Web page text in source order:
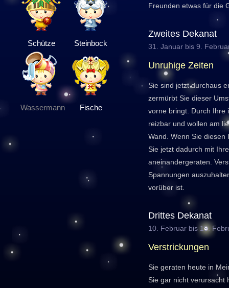
Schütze Steinbock
Wassermann Fische
Freunden etwas für die
Zweites Dekanat
31. Januar bis 9.
Unruhige Zeiten
Sie sind jetzt durchaus
zermürbt Sie dieser
vorne bringt. Durch Ihre
reizbar und wollen am
Wand. Wenn Sie
Sie jetzt dadurch mit
aneinandergeraten.
Spannungen
vorüber ist.
Drittes Dekanat
10. Februar bis 19.
Verstrickungen
Sie geraten heute in
Sie gar nicht verursacht